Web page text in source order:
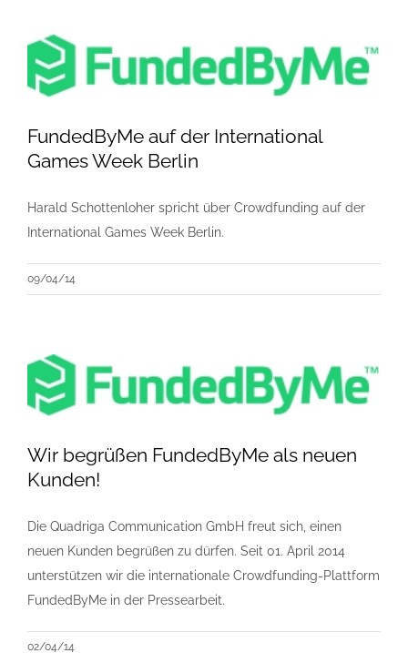
FundedByMe auf der International
Games Week Berlin
Harald Schottenloher spricht über Crowdfunding auf der
International Games Week Berlin.
09/04/14
Wir begrüßen FundedByMe als neuen
Kunden!
Die Quadriga Communication GmbH freut sich, einen
neuen Kunden begrüßen zu dürfen. Seit 01. April 2014
unterstützen wir die internationale Crowdfunding-Plattform
FundedByMe in der Pressearbeit.
02/04/14